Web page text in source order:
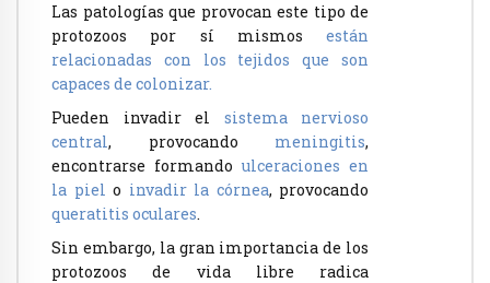
Las patologías que provocan este tipo de
protozoos por sí mismos están
relacionadas con los tejidos que son
capaces de colonizar.
Pueden invadir el sistema nervioso
central, provocando meningitis,
encontrarse formando ulceraciones en
la piel o invadir la córnea, provocando
queratitis oculares.
Sin embargo, la gran importancia de los
protozoos de vida libre radica